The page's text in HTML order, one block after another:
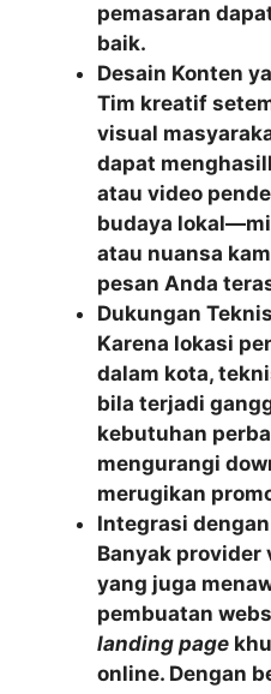
pemasaran
baik.
Desain Konten
Tim kreatif
visual
dapat
atau video
budaya
atau nuansa
pesan Anda
Dukungan
Karena lokasi
dalam kota,
bila terjadi
kebutuhan
mengurangi
merugikan
Integrasi
Banyak provider
yang juga
pembuatan
landing page
online. Dengan